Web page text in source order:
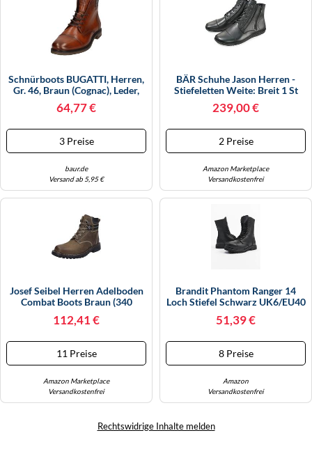
Schnürboots BUGATTI, Herren,
Gr. 46, Braun (cognac), Leder,
Basic, Schuhe Schnürboots,
Stiefel, Schnürstiefelette,
Cognac
64,77 €
3 Preise
baur.de
Versand ab 5,95 €
BÄR Schuhe Jason Herren -
Stiefeletten Weite: Breit 1 St
239,00 €
2 Preise
Amazon Marketplace
Versandkostenfrei
Josef Seibel Herren Adelboden
Combat Boots Braun (340
112,41 €
11 Preise
Amazon Marketplace
Versandkostenfrei
Brandit Phantom Ranger 14
Loch Stiefel Schwarz UK6/EU40
51,39 €
8 Preise
Amazon
Versandkostenfrei
Rechtswidrige Inhalte melden